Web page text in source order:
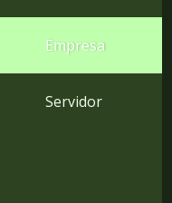
Empresa
Servidor